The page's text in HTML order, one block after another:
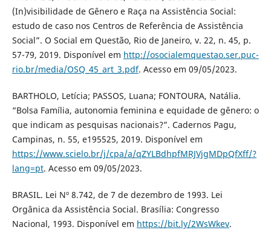
(In)visibilidade de Gênero e Raça na Assistência Social:
estudo de caso nos Centros de Referência de Assistência
Social”. O Social em Questão, Rio de Janeiro, v. 22, n. 45, p.
57-79, 2019. Disponível em http://osocialemquestao.ser.puc-
rio.br/media/OSQ_45_art_3.pdf. Acesso em 09/05/2023.
BARTHOLO, Letícia; PASSOS, Luana; FONTOURA, Natália.
“Bolsa Família, autonomia feminina e equidade de gênero: o
que indicam as pesquisas nacionais?”. Cadernos Pagu,
Campinas, n. 55, e195525, 2019. Disponível em
https://www.scielo.br/j/cpa/a/qZYLBdhpfMRJVjgMDpQfXff/?
lang=pt. Acesso em 09/05/2023.
BRASIL. Lei Nº 8.742, de 7 de dezembro de 1993. Lei
Orgânica da Assistência Social. Brasília: Congresso
Nacional, 1993. Disponível em https://bit.ly/2WsWkev.